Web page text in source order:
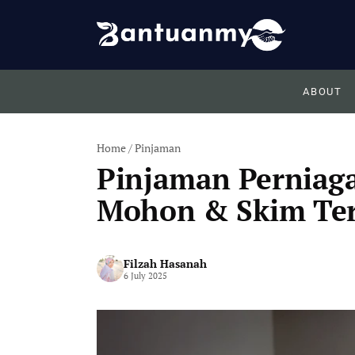
ABOUT
Home/Pinjaman
Pinjaman
Mohon & Skim
Filzah Hasanah
6 July 2025